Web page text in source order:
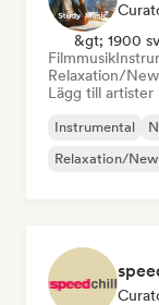
&gt; 1900
Filmmusik
Relaxation/
Lägg till artister
Instrumental
Relaxation/